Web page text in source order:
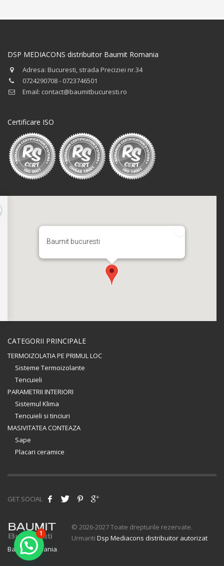
DSP MEDIACONS distribuitor Baumit Romania
Adresa: Bucuresti, strada Preciziei nr.34
0724290708 - 0723746501
Email: contact@baumitbucuresti.ro
Certificare ISO
Baumit bucuresti
CATEGORII PRINCIPALE
TERMOIZOLATIA PE PRIMUL LOC
Sisteme Termoizolante
Tencuieli
PARAMETRII INTERIORI
Sistemul Klima
Tencuieli si tinciuri
MASIVITATEA CONTEAZA
Sape
Placari ceramice
GET SOCIAL
© 2026-2027 Toate drepturile rezervate.
Urmariti Dsp Mediacons distribuitor autorizat
Baumit Romania.
1